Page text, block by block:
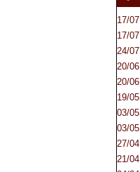
17/07
17/07
24/07
20/06
20/06
19/05
03/05
03/05
27/04
21/04